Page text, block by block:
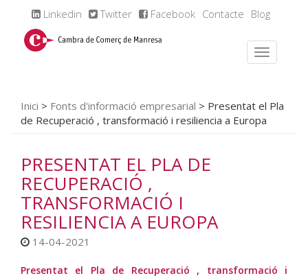
Linkedin Twitter Facebook Contacte Blog
Inici > Fonts d'informació empresarial > Presentat el Pla
de Recuperació , transformació i resiliencia a Europa
PRESENTAT EL PLA DE
RECUPERACIÓ ,
TRANSFORMACIÓ I
RESILIENCIA A EUROPA
14-04-2021
Presentat el Pla de Recuperació , transformació i